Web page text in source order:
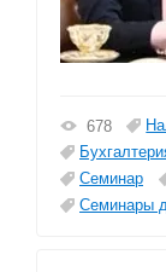
678
Семинар
Семинары